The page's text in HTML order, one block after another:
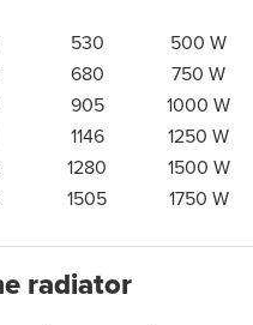
530
500 W
680
750 W
905
1000 W
1146
1250 W
1280
1500 W
1505 1750 W
radiator